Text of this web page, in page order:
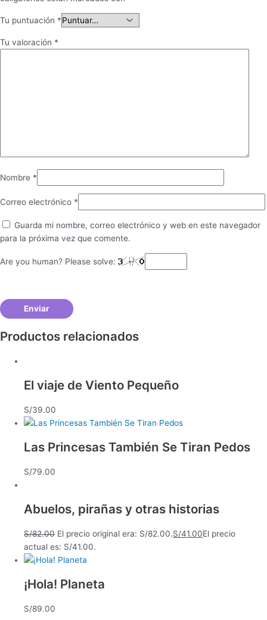
Tu puntuación *
Tu valoración *
Nombre *
Correo electrónico *
Guarda mi nombre, correo electrónico y web en este navegador
para la próxima vez que comente.
Are you human? Please solve:
Productos relacionados
El viaje de Viento Pequeño
S/39.00
Las Princesas También Se Tiran Pedos
S/79.00
Abuelos, pirañas y otras historias
S/82.00 El precio original era: S/82.00.S/41.00El precio
actual es: S/41.00.
¡Hola! Planeta
S/89.00